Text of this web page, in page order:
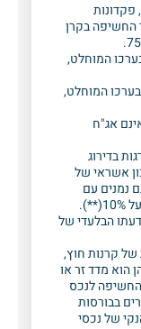
פקדונות
ששיעור החשיפה בקרן
המוחלט,
המוחלט,
אג"ח
בדירוג
אשראי של
נמנים עם
הבלעדי של
של קרנות חוץ,
הוא מדד זר או
לנכס
בבורסות
של נכסי